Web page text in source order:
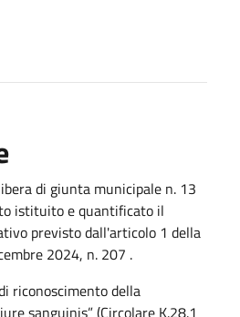
di giunta municipale n. 13
istituito e quantificato il
previsto dall'articolo 1 della
2024, n. 207 .
riconoscimento della
sanguinis” (Circolare K.28.1